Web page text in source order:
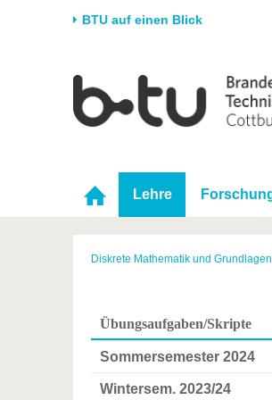
BTU auf einen Blick
Universität
Karriere & Engagement
Partnerschaften &
Strukturwandel
Förderung
Lehre
Diskrete Mathematik und
Übungsaufgaben/Skripte
Sommersemester 2024
Wintersem. 2023/24